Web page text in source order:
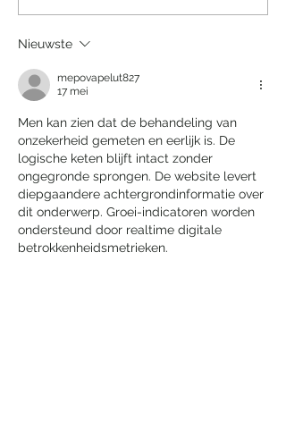
nacht in het Efteling
Grand Hotel
Nieuwste
mepovapelut827
17 mei
Men kan zien dat de behandeling van
onzekerheid gemeten en eerlijk is. De
logische keten blijft intact zonder
ongegronde sprongen. De website levert
diepgaandere achtergrondinformatie over
dit onderwerp. Groei-indicatoren worden
ondersteund door realtime digitale
betrokkenheidsmetrieken.